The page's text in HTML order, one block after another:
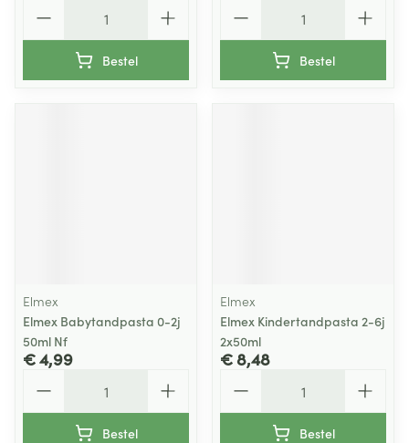
Bestel Bestel
Elmex
Elmex Babytandpasta 0-2j
50ml Nf
€ 4,99
Bestel
Elmex
Elmex Kindertandpasta 2-6j
2x50ml
€ 8,48
Bestel